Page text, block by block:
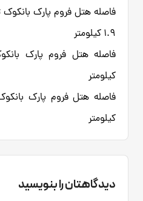
فاصله هتل فروم پارک
۱.۹ کیلومتر
کیلومتر
کیلومتر
دیدگاهتان را بنویسید